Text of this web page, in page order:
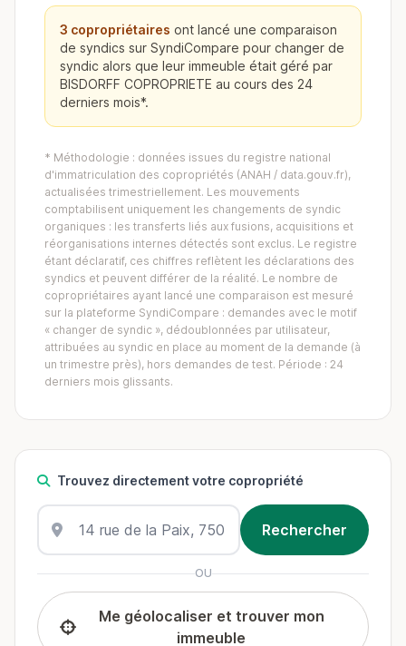
3 copropriétaires ont lancé une comparaison
de syndics sur SyndiCompare pour changer de
syndic alors que leur immeuble était géré par
BISDORFF COPROPRIETE au cours des 24
derniers mois*.
* Méthodologie : données issues du registre national
d'immatriculation des copropriétés (ANAH / data.gouv.fr),
actualisées trimestriellement. Les mouvements
comptabilisent uniquement les changements de syndic
organiques : les transferts liés aux fusions, acquisitions et
réorganisations internes détectés sont exclus. Le registre
étant déclaratif, ces chiffres reflètent les déclarations des
syndics et peuvent différer de la réalité. Le nombre de
copropriétaires ayant lancé une comparaison est mesuré
sur la plateforme SyndiCompare : demandes avec le motif
« changer de syndic », dédoublonnées par utilisateur,
attribuées au syndic en place au moment de la demande (à
un trimestre près), hors demandes de test. Période : 24
derniers mois glissants.
Trouvez directement votre copropriété
OU
Me géolocaliser et trouver mon
immeuble